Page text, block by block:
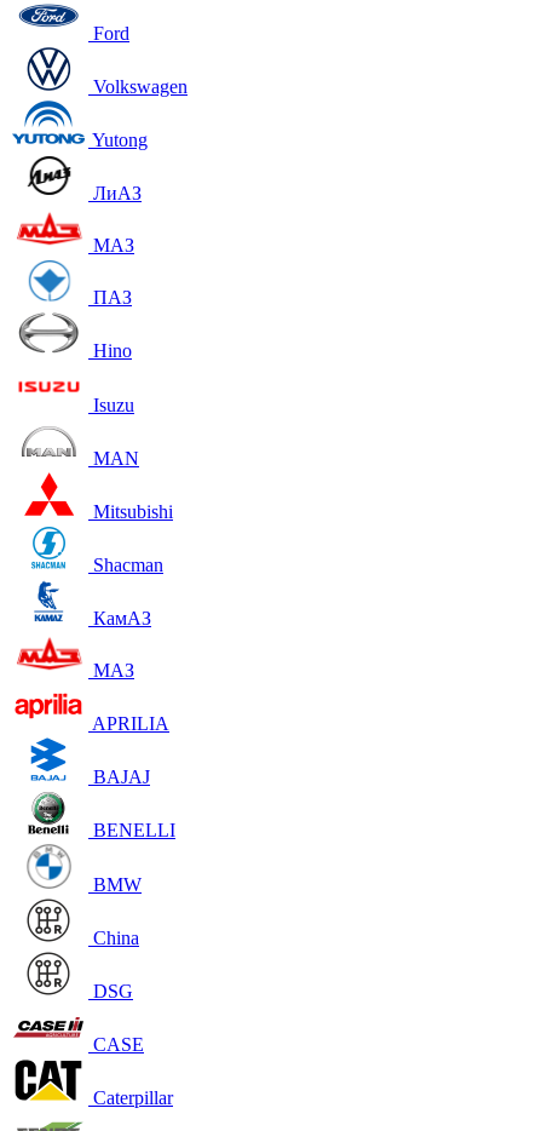
Ford
Volkswagen
Yutong
ЛиАЗ
МАЗ
ПАЗ
Hino
Isuzu
MAN
Mitsubishi
Shacman
КамАЗ
МАЗ
APRILIA
BAJAJ
BENELLI
BMW
China
DSG
CASE
Caterpillar